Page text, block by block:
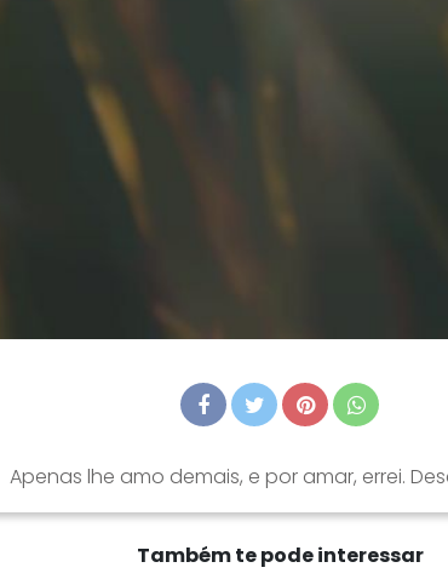
Apenas lhe amo demais, e por amar, errei.
Também te pode interessar